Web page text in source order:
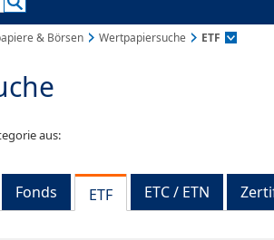
& Börsen Wertpapiersuche ETF
aus:
Fonds ETF ETC / ETN